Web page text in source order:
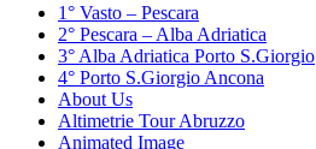
1° Vasto – Pescara
2° Pescara – Alba Adriatica
3° Alba Adriatica Porto S.Giorgio
4° Porto S.Giorgio Ancona
About Us
Altimetrie Tour Abruzzo
Animated Image